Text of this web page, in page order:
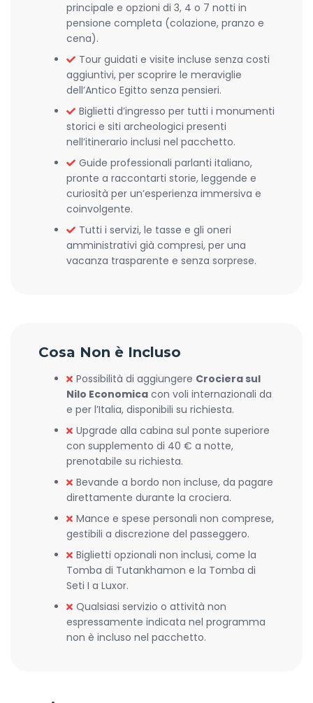
principale e opzioni di 3, 4 o 7 notti in
pensione completa (colazione, pranzo e
cena).
Tour guidati e visite incluse senza costi
aggiuntivi, per scoprire le meraviglie
dell’Antico Egitto senza pensieri.
Biglietti d’ingresso per tutti i monumenti
storici e siti archeologici presenti
nell’itinerario inclusi nel pacchetto.
Guide professionali parlanti italiano,
pronte a raccontarti storie, leggende e
curiosità per un’esperienza immersiva e
coinvolgente.
Tutti i servizi, le tasse e gli oneri
amministrativi già compresi, per una
vacanza trasparente e senza sorprese.
Cosa Non è Incluso
Possibilità di aggiungere Crociera sul
Nilo Economica con voli internazionali da
e per l’Italia, disponibili su richiesta.
Upgrade alla cabina sul ponte superiore
con supplemento di 40 € a notte,
prenotabile su richiesta.
Bevande a bordo non incluse, da pagare
direttamente durante la crociera.
Mance e spese personali non comprese,
gestibili a discrezione del passeggero.
Biglietti opzionali non inclusi, come la
Tomba di Tutankhamon e la Tomba di
Seti I a Luxor.
Qualsiasi servizio o attività non
espressamente indicata nel programma
non è incluso nel pacchetto.